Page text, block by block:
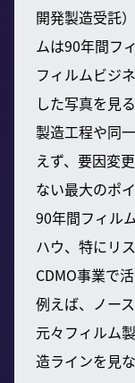
開発製造受託
ムは90年間フ
フィルムビジ
した写真を見
製造工程や同
えず、要因変
ない最大のポ
90年間フィル
ハウ、特にリ
CDMO事業で
例えば、ノー
元々フィルム
造ラインを見